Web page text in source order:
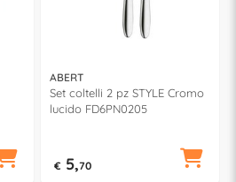
ABERT
Set coltelli 2 pz STYLE Cromo
lucido FD6PN0205
€ 5,70